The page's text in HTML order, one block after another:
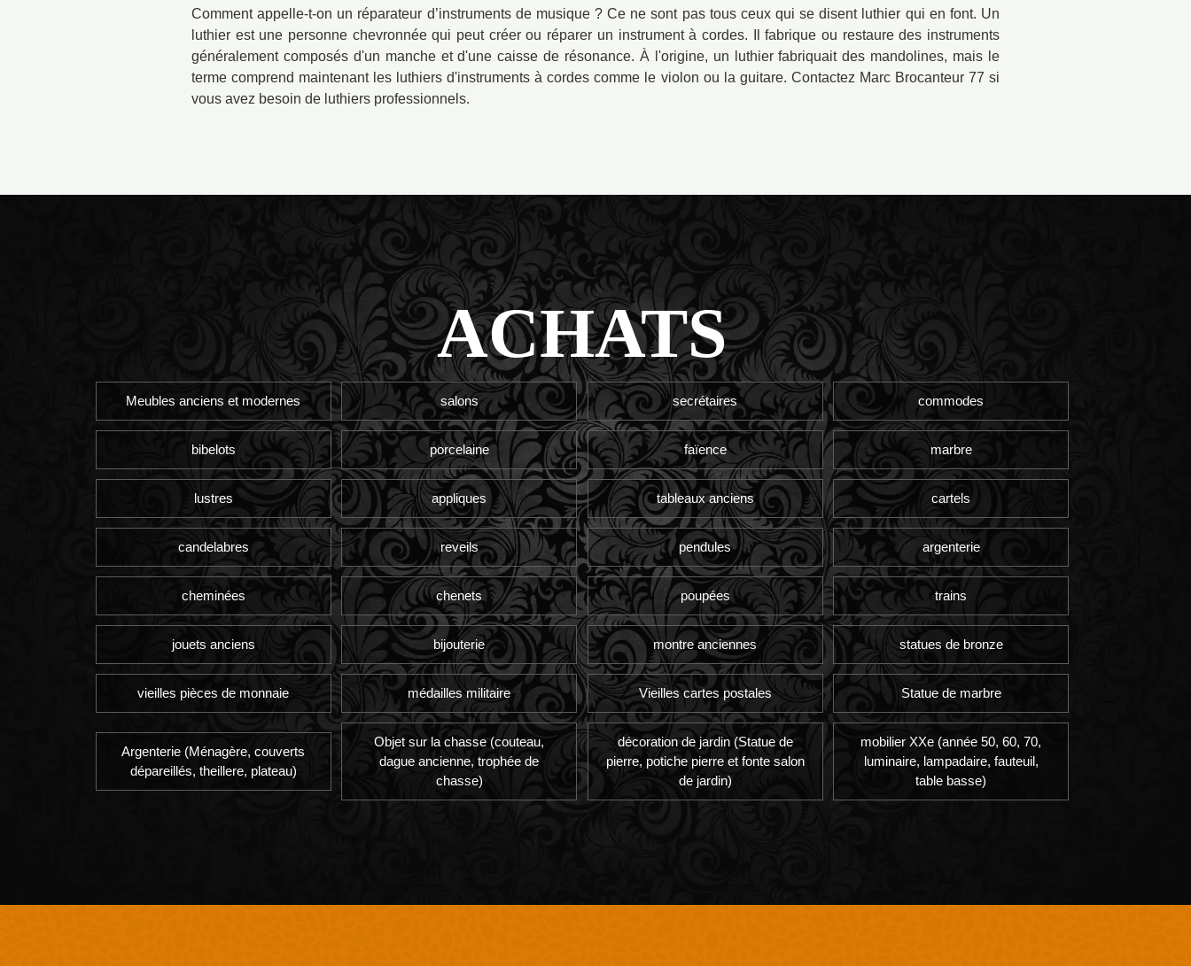
Comment appelle-t-on un réparateur d’instruments de musique ? Ce ne sont pas tous ceux qui se disent luthier qui en font. Un
luthier est une personne chevronnée qui peut créer ou réparer un instrument à cordes. Il fabrique ou restaure des instruments
généralement composés d'un manche et d'une caisse de résonance. À l'origine, un luthier fabriquait des mandolines, mais le
terme comprend maintenant les luthiers d'instruments à cordes comme le violon ou la guitare. Contactez Marc Brocanteur 77 si
vous avez besoin de luthiers professionnels.
ACHATS
Meubles anciens et modernes salons secrétaires commodes
bibelots porcelaine faïence marbre
lustres appliques tableaux anciens cartels
candelabres reveils pendules argenterie
cheminées chenets poupées trains
jouets anciens bijouterie montre anciennes statues de bronze
vieilles pièces de monnaie médailles militaire Vieilles cartes postales Statue de marbre
Argenterie (Ménagère, couverts
dépareillés, theillere, plateau)
Objet sur la chasse (couteau,
dague ancienne, trophée de
chasse)
décoration de jardin (Statue de
pierre, potiche pierre et fonte salon
de jardin)
mobilier XXe (année 50, 60, 70,
luminaire, lampadaire, fauteuil,
table basse)